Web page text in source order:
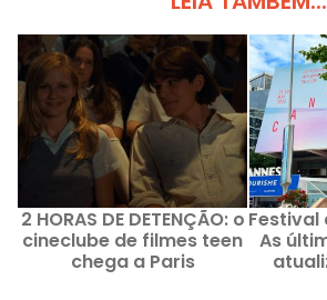
2 HORAS DE DETENÇÃO: o
cineclube de filmes teen
chega a Paris
Festival
As